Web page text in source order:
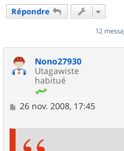
Répondre
12
Nono27930
Utagawiste
habitué
M
26 nov. 2008, 17:45